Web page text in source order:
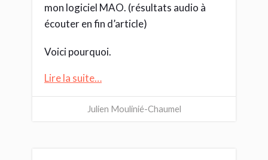
mon logiciel MAO. (résultats audio à
écouter en fin d’article)
Voici pourquoi.
Lire la suite…
Julien Moulinié-Chaumel